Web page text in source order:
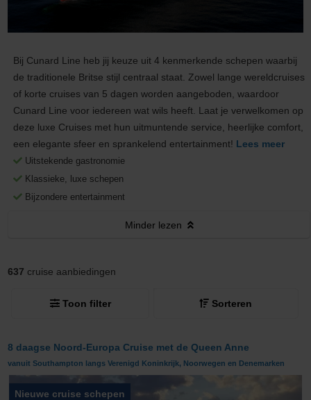
Bij Cunard Line heb jij keuze uit 4 kenmerkende schepen waarbij
de traditionele Britse stijl centraal staat. Zowel lange wereldcruises
of korte cruises van 5 dagen worden aangeboden, waardoor
Cunard Line voor iedereen wat wils heeft. Laat je verwelkomen op
deze luxe Cruises met hun uitmuntende service, heerlijke comfort,
een elegante sfeer en sprankelend entertainment! Lees meer
Uitstekende gastronomie
Klassieke, luxe schepen
Bijzondere entertainment
Minderlezen
637 cruise aanbiedingen
Toon filter Sorteren
8 daagse Noord-Europa Cruise met de Queen Anne
vanuit Southampton langs Verenigd Koninkrijk, Noorwegen en Denemarken
Nieuwe cruise schepen